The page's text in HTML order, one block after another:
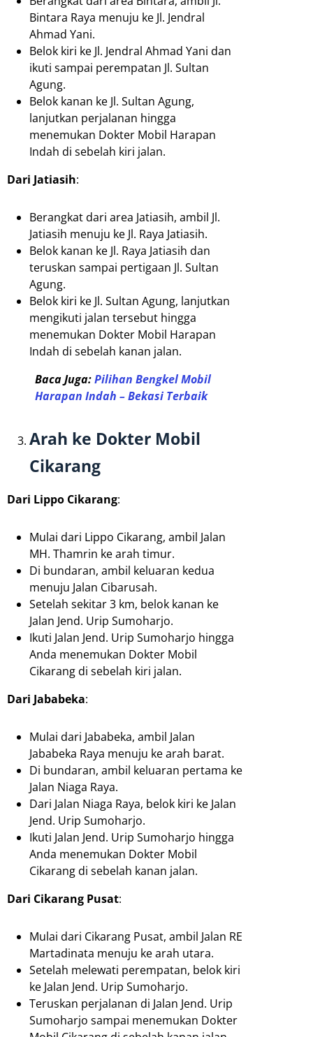
Bintara Raya menuju ke Jl. Jendral
Ahmad Yani.
Belok kiri ke Jl. Jendral Ahmad Yani dan
ikuti sampai perempatan Jl. Sultan
Agung.
Belok kanan ke Jl. Sultan Agung,
lanjutkan perjalanan hingga
menemukan Dokter Mobil Harapan
Indah di sebelah kiri jalan.
Dari Jatiasih:
Berangkat dari area Jatiasih, ambil Jl.
Jatiasih menuju ke Jl. Raya Jatiasih.
Belok kanan ke Jl. Raya Jatiasih dan
teruskan sampai pertigaan Jl. Sultan
Agung.
Belok kiri ke Jl. Sultan Agung, lanjutkan
mengikuti jalan tersebut hingga
menemukan Dokter Mobil Harapan
Indah di sebelah kanan jalan.
Baca Juga:Pilihan Bengkel Mobil
Harapan Indah – Bekasi Terbaik
Arah ke Dokter Mobil
Cikarang
Dari Lippo Cikarang:
Mulai dari Lippo Cikarang, ambil Jalan
MH. Thamrin ke arah timur.
Di bundaran, ambil keluaran kedua
menuju Jalan Cibarusah.
Setelah sekitar 3 km, belok kanan ke
Jalan Jend. Urip Sumoharjo.
Ikuti Jalan Jend. Urip Sumoharjo hingga
Anda menemukan Dokter Mobil
Cikarang di sebelah kiri jalan.
Dari Jababeka:
Mulai dari Jababeka, ambil Jalan
Jababeka Raya menuju ke arah barat.
Di bundaran, ambil keluaran pertama ke
Jalan Niaga Raya.
Dari Jalan Niaga Raya, belok kiri ke Jalan
Jend. Urip Sumoharjo.
Ikuti Jalan Jend. Urip Sumoharjo hingga
Anda menemukan Dokter Mobil
Cikarang di sebelah kanan jalan.
Dari Cikarang Pusat:
Mulai dari Cikarang Pusat, ambil Jalan RE
Martadinata menuju ke arah utara.
Setelah melewati perempatan, belok kiri
ke Jalan Jend. Urip Sumoharjo.
Teruskan perjalanan di Jalan Jend. Urip
Sumoharjo sampai menemukan Dokter